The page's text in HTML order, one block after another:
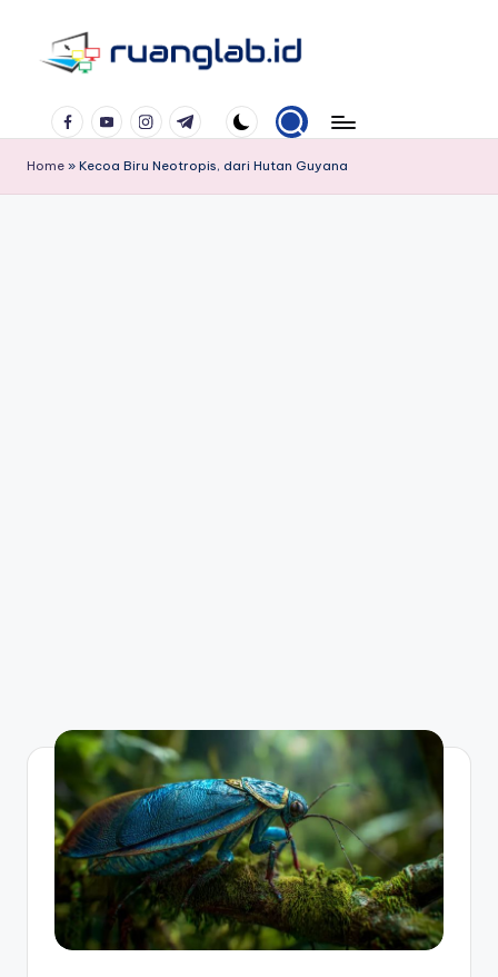
Klik
Banyak
Manfaat
FacebookYouTubeInstagramTelegram
Home » Kecoa Biru Neotropis, dari Hutan Guyana